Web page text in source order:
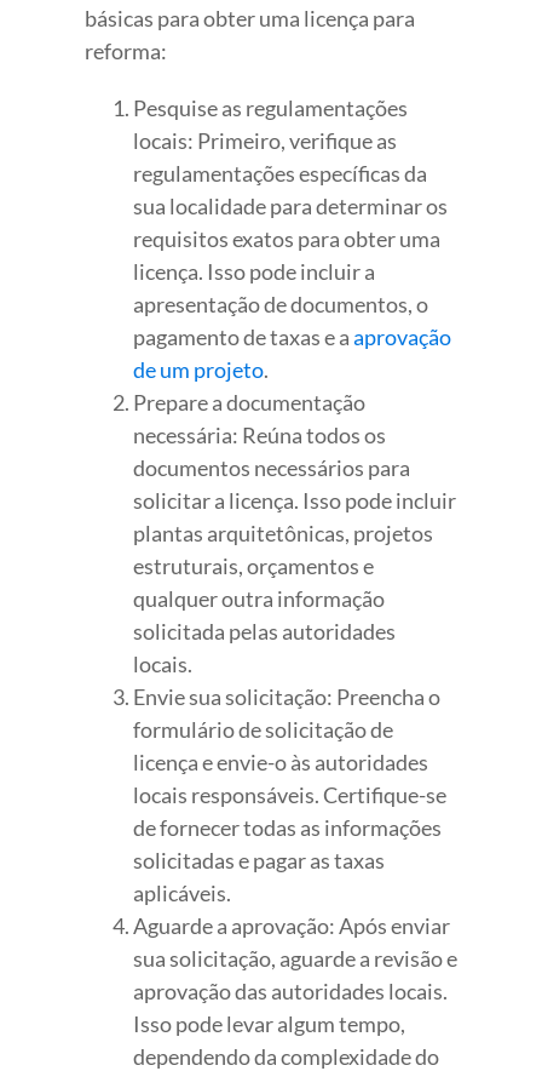
básicas para obter uma licença para
reforma:
Pesquise as regulamentações
locais: Primeiro, verifique as
regulamentações específicas da
sua localidade para determinar os
requisitos exatos para obter uma
licença. Isso pode incluir a
apresentação de documentos, o
pagamento de taxas e aaprovação
de um projeto.
Prepare a documentação
necessária: Reúna todos os
documentos necessários para
solicitar a licença. Isso pode incluir
plantas arquitetônicas, projetos
estruturais, orçamentos e
qualquer outra informação
solicitada pelas autoridades
locais.
Envie sua solicitação: Preencha o
formulário de solicitação de
licença e envie-o às autoridades
locais responsáveis. Certifique-se
de fornecer todas as informações
solicitadas e pagar as taxas
aplicáveis.
Aguarde a aprovação: Após enviar
sua solicitação, aguarde a revisão e
aprovação das autoridades locais.
Isso pode levar algum tempo,
dependendo da complexidade do